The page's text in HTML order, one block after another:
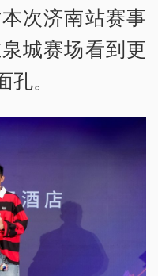
次济南站赛事
城赛场看到更
。